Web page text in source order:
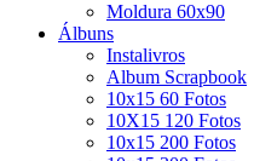
Moldura 60x90
Álbuns
Instalivros
Album Scrapbook
10x15 60 Fotos
10X15 120 Fotos
10x15 200 Fotos